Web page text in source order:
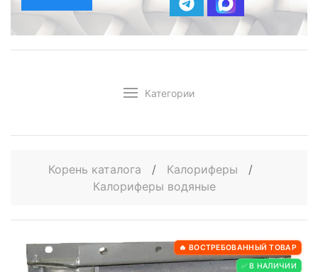
Категории
Корень каталога / Калориферы
/
Калориферы водяные
🔥 ВОСТРЕБОВАННЫЙ ТОВАР
✅ В НАЛИЧИИ